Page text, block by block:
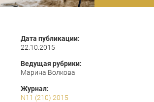
Дата публикации:
22.10.2015
Ведущая рубрики:
Марина Волкова
Журнал:
N11 (210) 2015